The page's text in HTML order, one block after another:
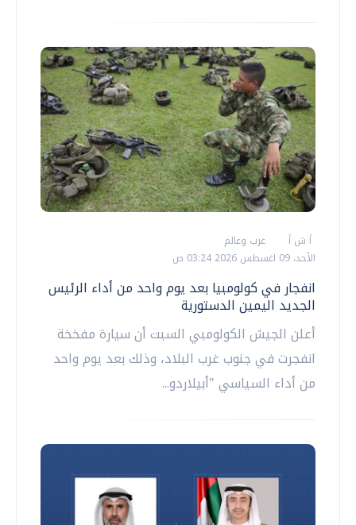
أ ش أ
عرب وعالم
الأحد، 09 اغسطس 2026 03:24 ص
انفجار في كولومبيا بعد يوم واحد من أداء الرئيس
الجديد اليمين الدستورية
أعلن الجيش الكولومبي السبت أن سيارة مفخخة
انفجرت في جنوب غرب البلاد، وذلك بعد يوم واحد
من أداء السياسي "أبيلاردو...